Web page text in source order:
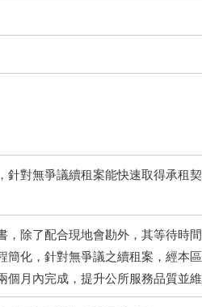
對無爭議續租案能快速取得承租
除了配合現地會勘外，其等待時
化，針對無爭議之續租案，經本
月內完成，提升公所服務品質並維